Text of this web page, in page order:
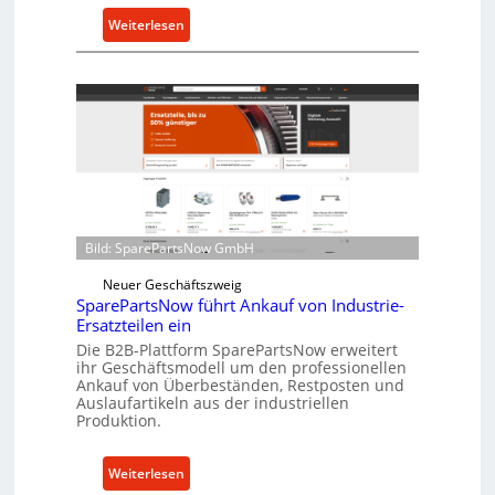
u
z
ü
r
i
r
e
k
t
e
A
n
t
Weiterlesen
C
l
l
n
t
w
i
c
k
e
l
t
0
-
Bild: SparePartsNow GmbH
Neuer Geschäftszweig
SparePartsNow führt Ankauf von Industrie-
Ersatzteilen ein
Die B2B-Plattform SparePartsNow erweitert
ihr Geschäftsmodell um den professionellen
Ankauf von Überbeständen, Restposten und
Auslaufartikeln aus der industriellen
Produktion.
Weiterlesen